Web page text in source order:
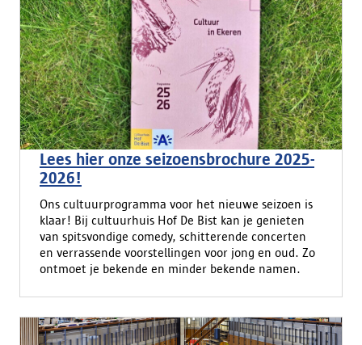
Lees hier onze seizoensbrochure 2025-
2026!
Ons cultuurprogramma voor het nieuwe seizoen is
klaar! Bij cultuurhuis Hof De Bist kan je genieten
van spitsvondige comedy, schitterende concerten
en verrassende voorstellingen voor jong en oud. Zo
ontmoet je bekende en minder bekende namen.